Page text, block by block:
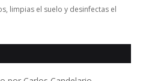
limpias el suelo y desinfectas el